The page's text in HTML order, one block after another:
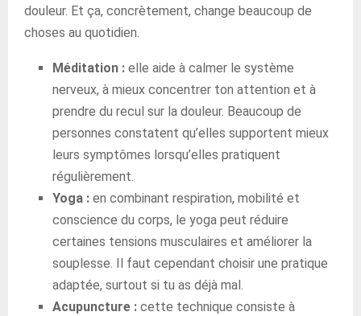
douleur. Et ça, concrètement, change beaucoup de
choses au quotidien.
Méditation : elle aide à calmer le système
nerveux, à mieux concentrer ton attention et à
prendre du recul sur la douleur. Beaucoup de
personnes constatent qu’elles supportent mieux
leurs symptômes lorsqu’elles pratiquent
régulièrement.
Yoga : en combinant respiration, mobilité et
conscience du corps, le yoga peut réduire
certaines tensions musculaires et améliorer la
souplesse. Il faut cependant choisir une pratique
adaptée, surtout si tu as déjà mal.
Acupuncture : cette technique consiste à